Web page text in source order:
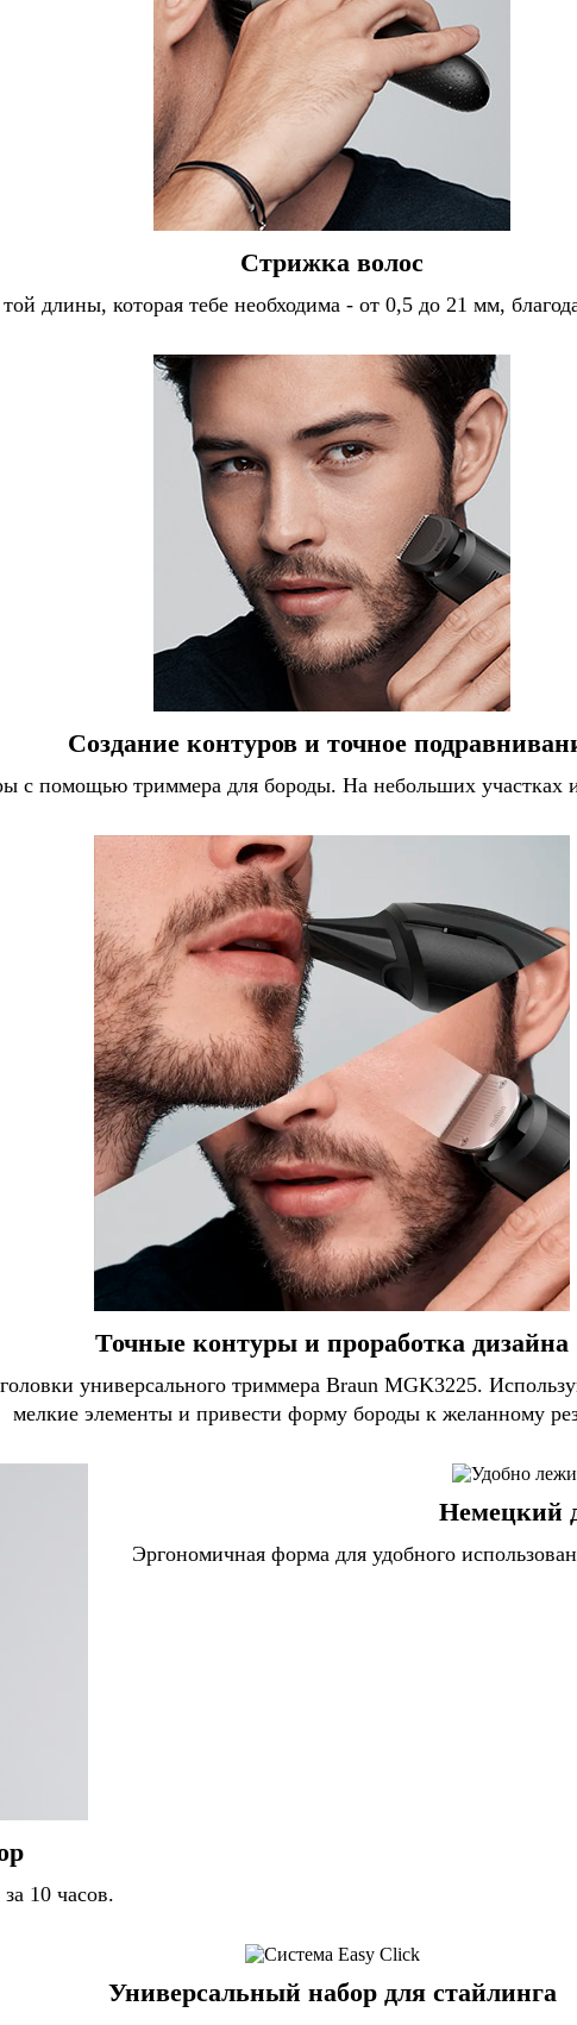
Стрижка волос
длины, которая тебе необходима - от 0,5 до 21 мм,
Создание контуров и точное
с помощью триммера для бороды. На небольших участках
Точные контуры и проработка дизайна
универсального триммера Braun MGK3225.
мелкие элементы и привести форму бороды к желанному
10 часов.
Немецкий
Эргономичная форма для удобного
Универсальный набор для стайлинга